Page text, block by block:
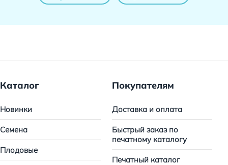
Каталог
Новинки
Семена
Плодовые
Покупателям
Доставка и оплата
Быстрый заказ по
печатному каталогу
Печатный каталог